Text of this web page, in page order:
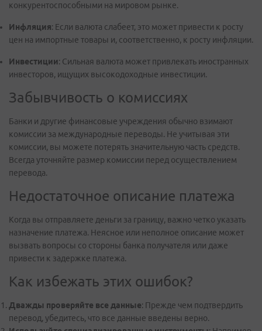
конкурентоспособными на мировом рынке.
Инфляция: Если валюта слабеет, это может привести к росту
цен на импортные товары и, соответственно, к росту инфляции.
Инвестиции: Сильная валюта может привлекать иностранных
инвесторов, ищущих высокодоходные инвестиции.
Забывчивость о комиссиях
Банки и другие финансовые учреждения обычно взимают
комиссии за международные переводы. Не учитывая эти
комиссии, вы можете потерять значительную часть средств.
Всегда уточняйте размер комиссии перед осуществлением
перевода.
Недостаточное описание платежа
Когда вы отправляете деньги за границу, важно четко указать
назначение платежа. Неясное или неполное описание может
вызвать вопросы со стороны банка получателя или даже
привести к задержке платежа.
Как избежать этих ошибок?
Дважды проверяйте все данные: Прежде чем подтвердить
перевод, убедитесь, что все данные введены верно.